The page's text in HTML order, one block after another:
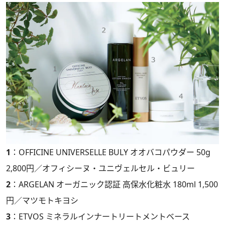
1 ：OFFICINE UNIVERSELLE BULY オオバコパウダー 50g
2,800円／オフィシーヌ・ユニヴェルセル・ビュリー
2 ：ARGELAN オーガニック認証 高保水化粧水 180ml 1,500
円／マツモトキヨシ
3 ：ETVOS ミネラルインナートリートメントベース